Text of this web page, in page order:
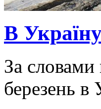
В
За словами
березень в